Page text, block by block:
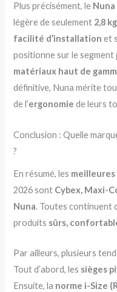
Plus précisément, le
légère de seulement 2,8 kg
facilité d’installation et
positionne sur le segment
matériaux haut de
définitive, Nuna mérite
de l’ergonomie de leurs
Conclusion : Quelle
?
En résumé, les meilleures
2026 sont Cybex, Maxi-
Nuna. Toutes continuent
produits sûrs,
Par ailleurs, plusieurs
Tout d’abord, les sièges
Ensuite, la norme i-Size